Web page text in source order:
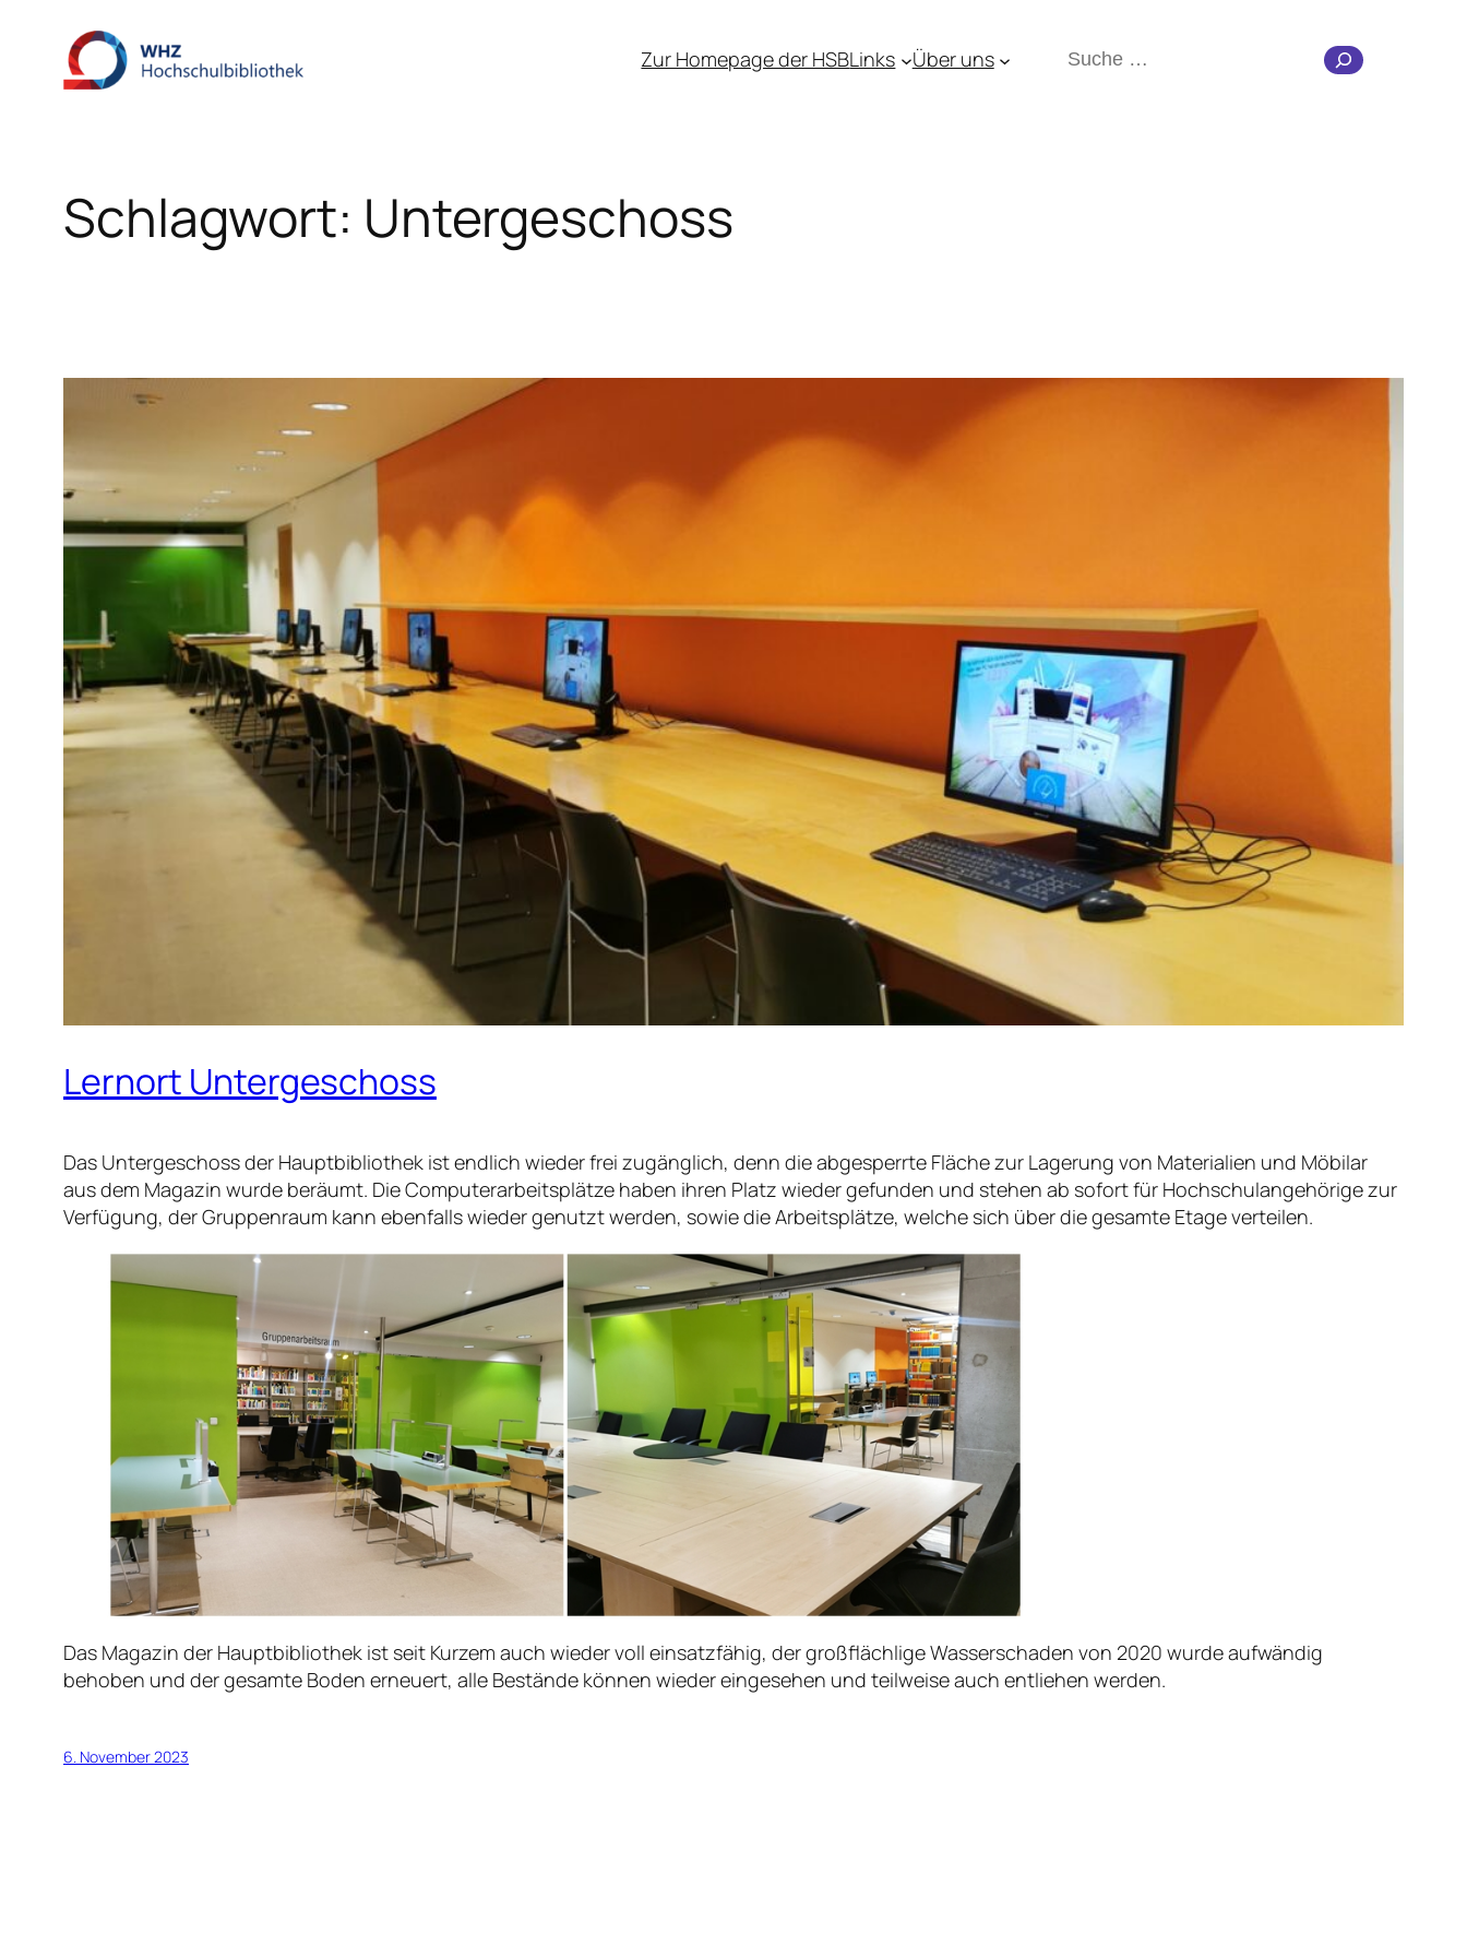
springen
Zur Homepage der HSBLinks Über uns Suchen
Schlagwort: Untergeschoss
Lernort Untergeschoss
Das Untergeschoss der Hauptbibliothek ist endlich wieder frei zugänglich, denn die abgesperrte Fläche zur Lagerung von Materialien und Möbilar
aus dem Magazin wurde beräumt. Die Computerarbeitsplätze haben ihren Platz wieder gefunden und stehen ab sofort für Hochschulangehörige zur
Verfügung, der Gruppenraum kann ebenfalls wieder genutzt werden, sowie die Arbeitsplätze, welche sich über die gesamte Etage verteilen.
Das Magazin der Hauptbibliothek ist seit Kurzem auch wieder voll einsatzfähig, der großflächlige Wasserschaden von 2020 wurde aufwändig
behoben und der gesamte Boden erneuert, alle Bestände können wieder eingesehen und teilweise auch entliehen werden.
6. November 2023